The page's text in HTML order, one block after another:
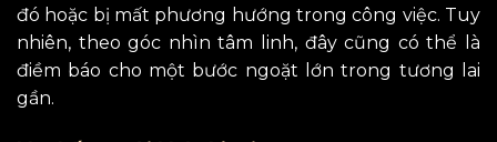
đó hoặc bị mất phương hướng trong công việc. Tuy
nhiên, theo góc nhìn tâm linh, đây cũng có thể là
điềm báo cho một bước ngoặt lớn trong tương lai
gần.